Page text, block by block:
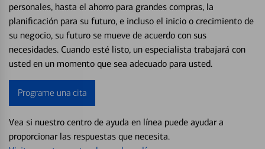
personales, hasta el ahorro para grandes compras, la
planificación para su futuro, e incluso el inicio o crecimiento de
su negocio, su futuro se mueve de acuerdo con sus
necesidades. Cuando esté listo, un especialista trabajará con
usted en un momento que sea adecuado para usted.
Programe una cita
Vea si nuestro centro de ayuda en línea puede ayudar a
proporcionar las respuestas que necesita.